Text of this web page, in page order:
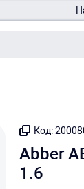
Код:
Abber
1.6